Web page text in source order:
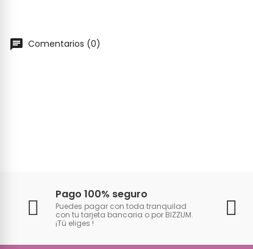
Comentarios (0)
Pago 100% seguro
Puedes pagar con toda tranquilad
con tu tarjeta bancaria o por BIZZUM.
¡Tú eliges !